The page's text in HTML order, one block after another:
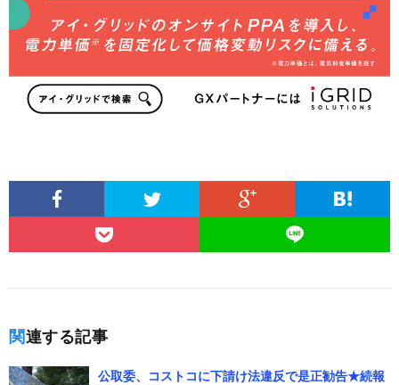
関連する記事
公取委、コストコに下請け法違反で是正勧告★続報